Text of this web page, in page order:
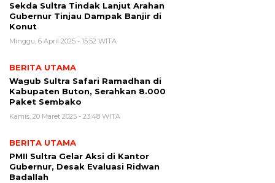
Sekda Sultra Tindak Lanjut Arahan
Gubernur Tinjau Dampak Banjir di
Konut
Minggu, 6 April 2025 - 15:52 WITA
BERITA UTAMA
Wagub Sultra Safari Ramadhan di
Kabupaten Buton, Serahkan 8.000
Paket Sembako
Kamis, 20 Maret 2025 - 23:48 WITA
BERITA UTAMA
PMII Sultra Gelar Aksi di Kantor
Gubernur, Desak Evaluasi Ridwan
Badallah